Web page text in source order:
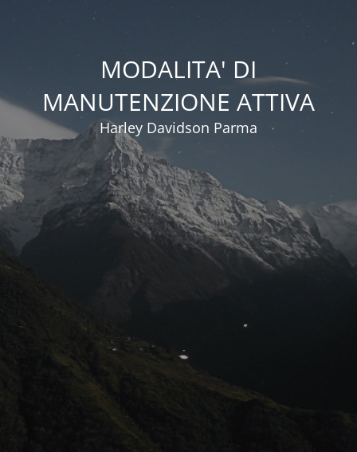
MODALITA' DI
MANUTENZIONE ATTIVA
Harley Davidson Parma